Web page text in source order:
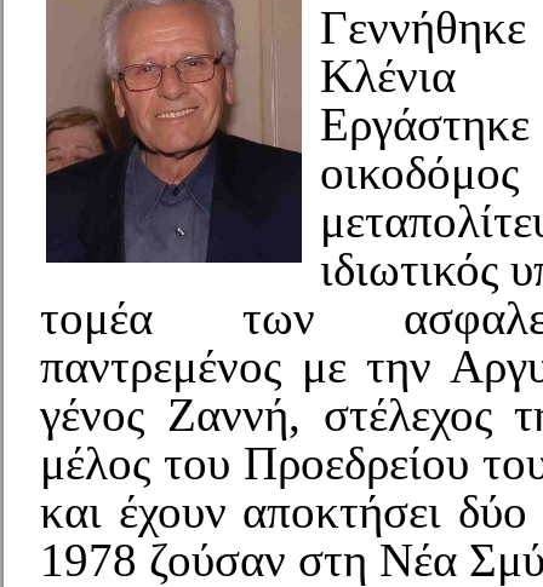
Κλένια
ιδιωτικός
τομέα των
παντρεμένος με την
γένος Ζαννή, στέλεχος
μέλος του Προεδρείου
και έχουν αποκτήσει
1978 ζούσαν στη Νέα